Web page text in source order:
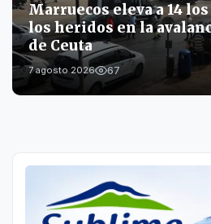
Marruecos eleva a 14
los heridos en la
de Ceuta
7 agosto 2026 67